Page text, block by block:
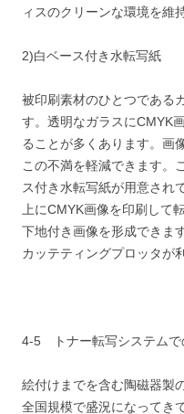
ィスのクリーンな環境を維
2)白ベース付き水転写紙
被印刷素材のひとつである
す。透明なガラスにCMYK
ることが多くあります。画
この不満を軽減できます。
ス付き水転写紙が用意され
上にCMYK画像を印刷して
下地付き画像を形成できま
カッテティングプロッタが
4-5 トナー転写システムで
絵付けまでを含む陶磁器製
全国規模で盛況になってき